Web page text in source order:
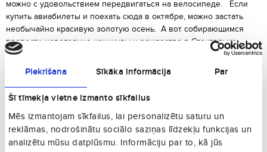
Piekrišana Sīkāka informācija Par
Šī tīmekļa vietne izmanto sīkfailus
Mēs izmantojam sīkfailus, lai personalizētu saturu un
reklāmas, nodrošinātu sociālo saziņas līdzekļu funkcijas un
analizētu mūsu datplūsmu. Informāciju par to, kā jūs
можно с удовольствием передвигаться на велосипеде. Если
купить авиабилеты и поехать сюда в октябре, можно застать
необычайно красивую золотую осень. А вот собирающимся
провести новогодние каникулы и рождество в Стокгольме,
нужно учесть, что зимой ветрено и промозгло, рано темнеет.
город, основная историческая достопримечательность
Стокгольма, необходимо посетить в первую очередь. Можно
купить авиабилеты в Стокгольм и пройти по улицам,
сохранившим дух Средневековья, самостоятельно или
примкнуть к экскурсии. Исторический центр города известен